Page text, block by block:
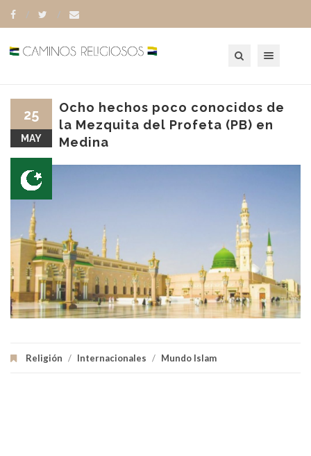
Ocho hechos poco conocidos de
la Mezquita del Profeta (PB) en
Medina
Religión / Internacionales / Mundo Islam
25
MAY